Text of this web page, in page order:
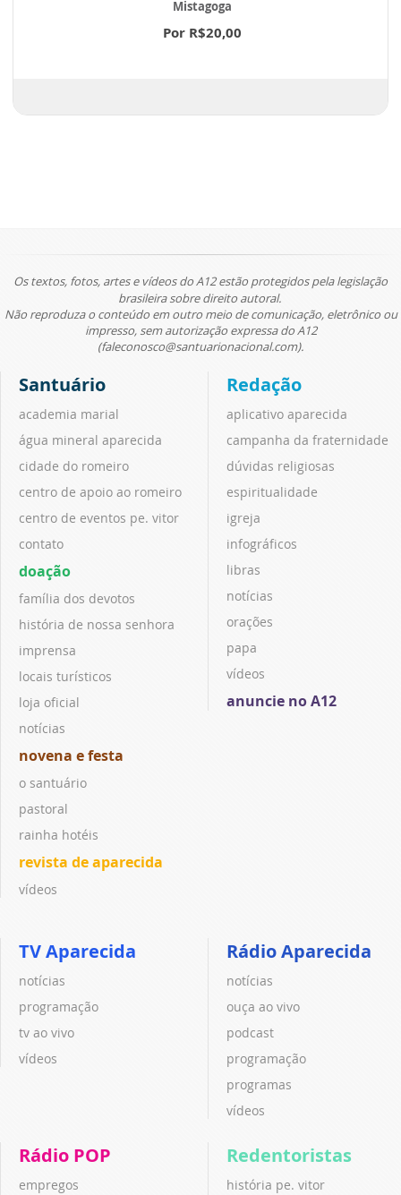
Mistagoga
Por R$20,00
Os textos, fotos, artes e vídeos do A12 estão protegidos pela legislação
brasileira sobre direito autoral.
Não reproduza o conteúdo em outro meio de comunicação, eletrônico ou
impresso, sem autorização expressa do A12
(faleconosco@santuarionacional.com).
Santuário
academia marial
água mineral aparecida
cidade do romeiro
centro de apoio ao romeiro
centro de eventos pe. vitor
contato
doação
família dos devotos
história de nossa senhora
imprensa
locais turísticos
loja oficial
notícias
novena e festa
o santuário
pastoral
rainha hotéis
revista de aparecida
vídeos
Redação
aplicativo aparecida
campanha da fraternidade
dúvidas religiosas
espiritualidade
igreja
infográficos
libras
notícias
orações
papa
vídeos
anuncie no A12
TV Aparecida
notícias
programação
tv ao vivo
vídeos
Rádio Aparecida
notícias
ouça ao vivo
podcast
programação
programas
vídeos
Rádio POP
empregos
Redentoristas
história pe. vitor